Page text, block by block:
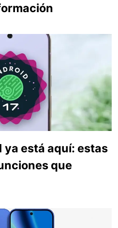
ya está aquí: estas
que